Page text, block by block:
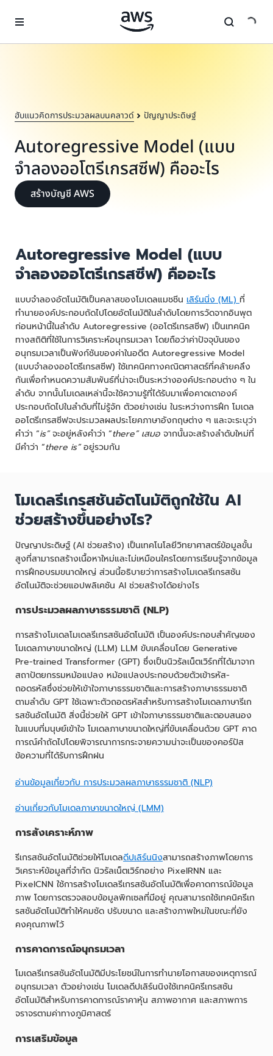
ฮับแนวคิดการประมวลผลบนคลาวด์ ปัญญาประดิษฐ์
Autoregressive Model (แบบ
จำลองออโตรีเกรสซีฟ) คืออะไร
สร้างบัญชี AWS
Autoregressive Model (แบบ
จำลองออโตรีเกรสซีฟ) คืออะไร
แบบจำลองอัตโนมัติเป็นคลาสของโมเดลแมชชีน เลิร์นนิ่ง (ML) ที่
ทำนายองค์ประกอบถัดไปโดยอัตโนมัติในลำดับโดยการวัดจากอินพุต
ก่อนหน้านี้ในลำดับ Autoregressive (ออโตรีเกรสซีฟ) เป็นเทคนิค
ทางสถิติที่ใช้ในการวิเคราะห์อนุกรมเวลา โดยถือว่าค่าปัจจุบันของ
อนุกรมเวลาเป็นฟังก์ชันของค่าในอดีต Autoregressive Model
(แบบจำลองออโตรีเกรสซีฟ) ใช้เทคนิคทางคณิตศาสตร์ที่คล้ายคลึง
กันเพื่อกำหนดความสัมพันธ์ที่น่าจะเป็นระหว่างองค์ประกอบต่าง ๆ ใน
ลำดับ จากนั้นโมเดลเหล่านี้จะใช้ความรู้ที่ได้รับมาเพื่อคาดเดาองค์
ประกอบถัดไปในลำดับที่ไม่รู้จัก ตัวอย่างเช่น ในระหว่างการฝึก โมเดล
ออโตรีเกรสซีฟจะประมวลผลประโยคภาษาอังกฤษต่าง ๆ และจะระบุว่า
คำว่า “is”จะอยู่หลังคำว่า “there” เสมอ จากนั้นจะสร้างลำดับใหม่ที่
มีคำว่า “there is”อยู่รวมกัน
โมเดลรีเกรสชันอัตโนมัติถูกใช้ใน AI
ช่วยสร้างขึ้นอย่างไร?
ปัญญาประดิษฐ์ (AI ช่วยสร้าง) เป็นเทคโนโลยีวิทยาศาสตร์ข้อมูลขั้น
สูงที่สามารถสร้างเนื้อหาใหม่และไม่เหมือนใครโดยการเรียนรู้จากข้อมูล
การฝึกอบรมขนาดใหญ่ ส่วนนี้อธิบายว่าการสร้างโมเดลรีเกรสชัน
อัตโนมัติจะช่วยแอปพลิเคชัน AI ช่วยสร้างได้อย่างไร
การประมวลผลภาษาธรรมชาติ (NLP)
การสร้างโมเดลโมเดลรีเกรสชันอัตโนมัติ เป็นองค์ประกอบสำคัญของ
โมเดลภาษาขนาดใหญ่ (LLM) LLM ขับเคลื่อนโดย Generative
Pre-trained Transformer (GPT) ซึ่งเป็นนิวรัลเน็ตเวิร์กที่ได้มาจาก
สถาปัตยกรรมหม้อแปลง หม้อแปลงประกอบด้วยตัวเข้ารหัส-
ถอดรหัสซึ่งช่วยให้เข้าใจภาษาธรรมชาติและการสร้างภาษาธรรมชาติ
ตามลำดับ GPT ใช้เฉพาะตัวถอดรหัสสำหรับการสร้างโมเดลภาษารีเก
รสชันอัตโนมัติ สิ่งนี้ช่วยให้ GPT เข้าใจภาษาธรรมชาติและตอบสนอง
ในแบบที่มนุษย์เข้าใจ โมเดลภาษาขนาดใหญ่ที่ขับเคลื่อนด้วย GPT คาด
การณ์คำถัดไปโดยพิจารณาการกระจายความน่าจะเป็นของคอร์ปัส
ข้อความที่ได้รับการฝึกฝน
อ่านข้อมูลเกี่ยวกับ การประมวลผลภาษาธรรมชาติ (NLP)
อ่านเกี่ยวกับโมเดลภาษาขนาดใหญ่ (LMM)
การสังเคราะห์ภาพ
รีเกรสชันอัตโนมัติช่วยให้โมเดลดีปเลิร์นนิงสามารถสร้างภาพโดยการ
วิเคราะห์ข้อมูลที่จำกัด นิวรัลเน็ตเวิร์กอย่าง PixelRNN และ
PixelCNN ใช้การสร้างโมเดลรีเกรสชันอัตโนมัติเพื่อคาดการณ์ข้อมูล
ภาพ โดยการตรวจสอบข้อมูลพิกเซลที่มีอยู่ คุณสามารถใช้เทคนิครีเก
รสชันอัตโนมัติทำให้คมชัด ปรับขนาด และสร้างภาพใหม่ในขณะที่ยัง
คงคุณภาพไว้
การคาดการณ์อนุกรมเวลา
โมเดลรีเกรสชันอัตโนมัติมีประโยชน์ในการทำนายโอกาสของเหตุการณ์
อนุกรมเวลา ตัวอย่างเช่น โมเดลดีปเลิร์นนิงใช้เทคนิครีเกรสชัน
อัตโนมัติสำหรับการคาดการณ์ราคาหุ้น สภาพอากาศ และสภาพการ
จราจรตามค่าทางภูมิศาสตร์
การเสริมข้อมูล